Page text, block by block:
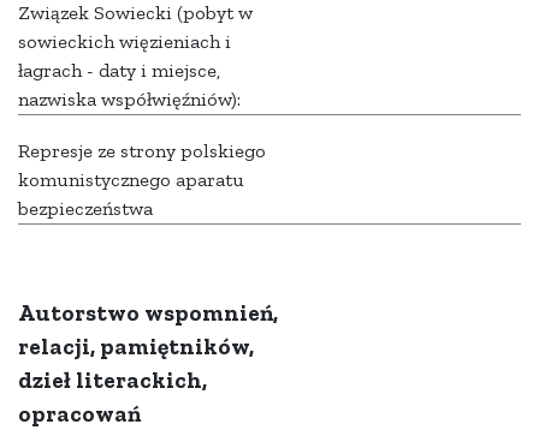
Związek Sowiecki (pobyt w
sowieckich więzieniach i
łagrach - daty i miejsce,
nazwiska współwięźniów):
Represje ze strony polskiego
komunistycznego aparatu
bezpieczeństwa
Autorstwo wspomnień,
relacji, pamiętników,
dzieł literackich,
opracowań